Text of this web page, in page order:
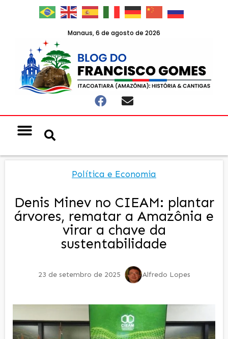
Manaus, 6 de agosto de 2026
Política e Economia
Denis Minev no CIEAM: plantar
árvores, rematar a Amazônia e
virar a chave da
sustentabilidade
23 de setembro de 2025 Alfredo Lopes